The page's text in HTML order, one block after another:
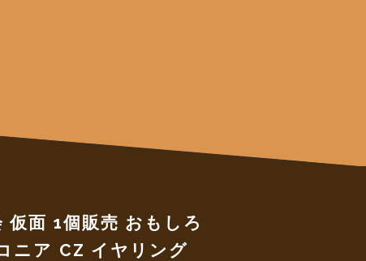
面 1個販売 おもしろ
ニア CZ イヤリング